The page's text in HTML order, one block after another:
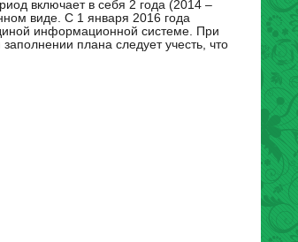
включает в себя 2 года (2014 –
виде. С 1 января 2016 года
информационной системе. При
плана следует учесть, что